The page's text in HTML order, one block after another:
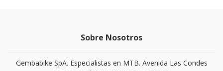
Sobre Nosotros
Gembabike SpA. Especialistas en MTB. Avenida Las Condes